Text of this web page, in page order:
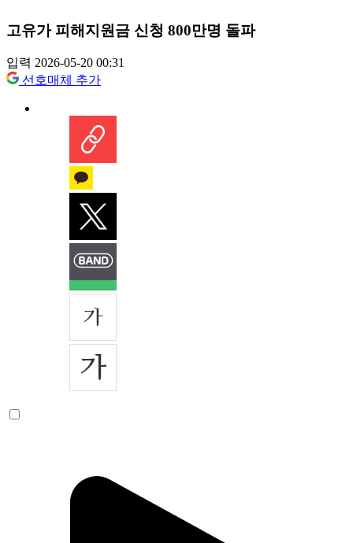
고유가 피해지원금 신청 800만명 돌파
입력 2026-05-20 00:31
선호매체 추가